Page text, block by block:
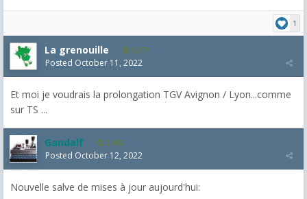
1
La grenouille 3,271
Posted October 11, 2022
Et moi je voudrais la prolongation TGV Avignon / Lyon...comme
sur TS ...
Gandalf 2,463
Posted October 12, 2022
Nouvelle salve de mises à jour aujourd'hui: